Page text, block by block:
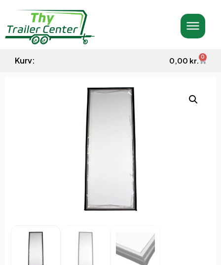
Kurv: 0,00 kr. 0